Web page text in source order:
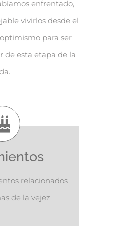
enfrentado,
vivirlos desde el
para ser
de esta etapa de la
relacionados
de la vejez